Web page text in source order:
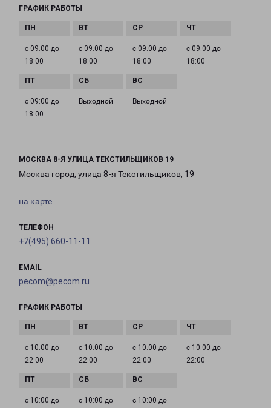
ГРАФИК РАБОТЫ
с 09:00 до
18:00
с 09:00 до
18:00
с 09:00 до
18:00
с 09:00 до
18:00
с 09:00 до
18:00
Выходной Выходной
МОСКВА 8-Я УЛИЦА ТЕКСТИЛЬЩИКОВ 19
Москва город, улица 8-я Текстильщиков, 19
на карте
ТЕЛЕФОН
+7(495) 660-11-11
EMAIL
pecom@pecom.ru
ГРАФИК РАБОТЫ
с 10:00 до
22:00
с 10:00 до
22:00
с 10:00 до
22:00
с 10:00 до
22:00
с 10:00 до
с 10:00 до
с 10:00 до